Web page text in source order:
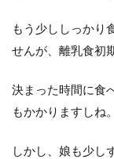
もう少ししっかり
せんが、離乳食初
決まった時間に食
もかかりますしね。
しかし、娘も少し